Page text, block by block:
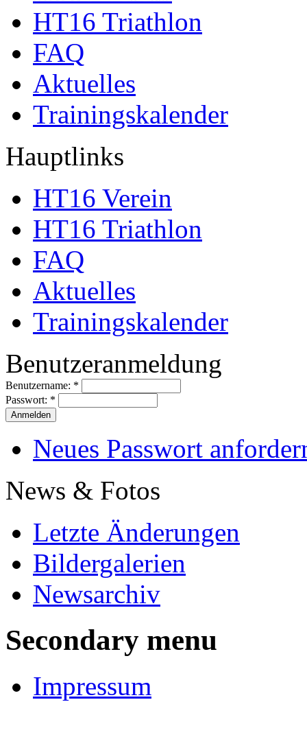
HT16 Triathlon
FAQ
Aktuelles
Trainingskalender
Hauptlinks
HT16 Verein
HT16 Triathlon
FAQ
Aktuelles
Trainingskalender
Benutzeranmeldung
Benutzername: *
Passwort: *
Neues Passwort
News & Fotos
Letzte Änderungen
Bildergalerien
Newsarchiv
Secondary menu
Impressum